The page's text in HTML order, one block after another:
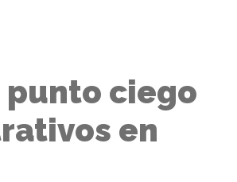
punto ciego
en